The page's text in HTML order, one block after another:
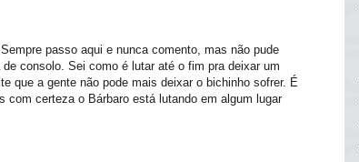
passo aqui e nunca comento, mas não pude
consolo. Sei como é lutar até o fim pra deixar um
que a gente não pode mais deixar o bichinho sofrer. É
com certeza o Bárbaro está lutando em algum lugar